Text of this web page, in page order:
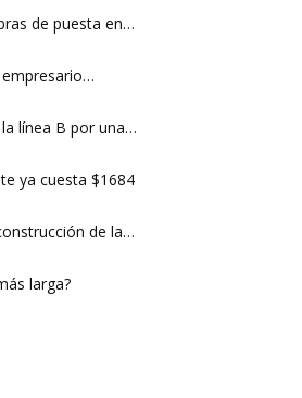
de puesta en…
línea B por una…
ya cuesta $1684
de la…
larga?